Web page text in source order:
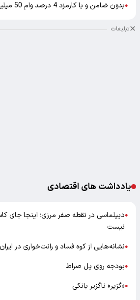
●بدون ضامن و با کارمزد 4 درصد وام 50 میلیونی بگیرید
تبلیغات
یادداشت های اقتصادی
●دیپلماسی در نقطه صفر مرزی؛ اینجا جای
نیست
●نشانه‌هایی از کوه فساد و رانت‌خواری در ایران
●بودجه روی پل صراط
●«گزیر» ناگزیر بانکی